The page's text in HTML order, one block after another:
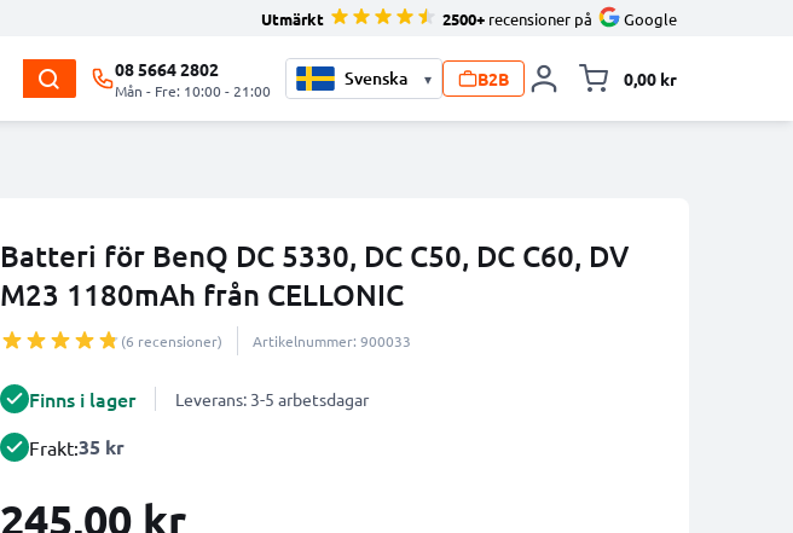
Utmärkt 2500+ recensioner på Google
08 5664 2802
Mån - Fre: 10:00 - 21:00
▾ B2B 0,00 kr
Batteri för BenQ DC 5330, DC C50, DC C60, DV
M23 1180mAh från CELLONIC
(6 recensioner) Artikelnummer: 900033
Finns i lager Leverans: 3-5 arbetsdagar
Frakt:35 kr
245,00 kr